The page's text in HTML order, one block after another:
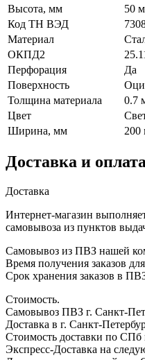
Высота, мм
50
Код ТН ВЭД
Материал
ОКПД2
Перфорация
Да
Поверхность
Толщина материала
0.7
Цвет
Ширина, мм
200
Доставка и
Доставка
Интернет-магазин
самовывоза из пунктов
Самовывоз из ПВЗ нашей
Время получения заказов
Срок хранения заказов в
Стоимость.
Самовывоз ПВЗ г. Санкт-
Доставка в г. Санкт-
Стоимость доставки по
Экспресс-Доставка на